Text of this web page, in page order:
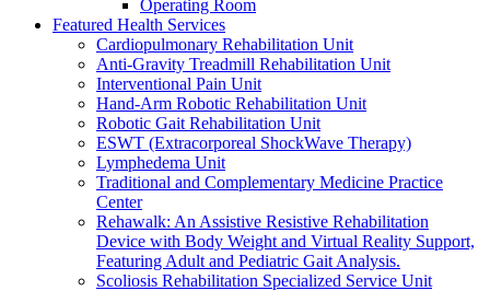
Operating Room
Featured Health Services
Cardiopulmonary Rehabilitation Unit
Anti-Gravity Treadmill Rehabilitation Unit
Interventional Pain Unit
Hand-Arm Robotic Rehabilitation Unit
Robotic Gait Rehabilitation Unit
ESWT (Extracorporeal ShockWave Therapy)
Lymphedema Unit
Traditional and Complementary Medicine Practice
Center
Rehawalk: An Assistive Resistive Rehabilitation
Device with Body Weight and Virtual Reality Support,
Featuring Adult and Pediatric Gait Analysis.
Scoliosis Rehabilitation Specialized Service Unit